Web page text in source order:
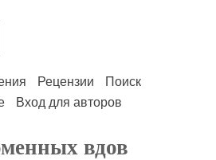
Рецензии
Поиск
Вход для авторов
вдов